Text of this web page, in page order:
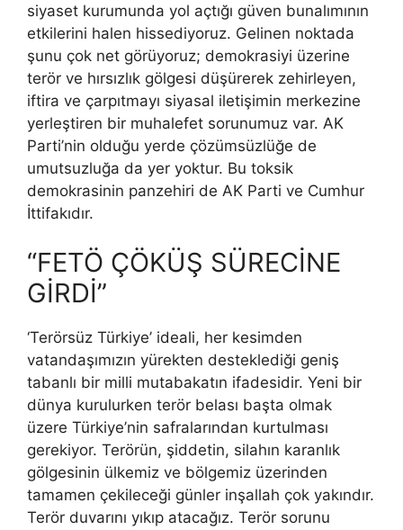
siyaset kurumunda yol açtığı güven bunalımının
etkilerini halen hissediyoruz. Gelinen noktada
şunu çok net görüyoruz; demokrasiyi üzerine
terör ve hırsızlık gölgesi düşürerek zehirleyen,
iftira ve çarpıtmayı siyasal iletişimin merkezine
yerleştiren bir muhalefet sorunumuz var. AK
Parti’nin olduğu yerde çözümsüzlüğe de
umutsuzluğa da yer yoktur. Bu toksik
demokrasinin panzehiri de AK Parti ve Cumhur
İttifakıdır.
“FETÖ ÇÖKÜŞ SÜRECİNE
GİRDİ”
‘Terörsüz Türkiye’ ideali, her kesimden
vatandaşımızın yürekten desteklediği geniş
tabanlı bir milli mutabakatın ifadesidir. Yeni bir
dünya kurulurken terör belası başta olmak
üzere Türkiye’nin safralarından kurtulması
gerekiyor. Terörün, şiddetin, silahın karanlık
gölgesinin ülkemiz ve bölgemiz üzerinden
tamamen çekileceği günler inşallah çok yakındır.
Terör duvarını yıkıp atacağız. Terör sorunu